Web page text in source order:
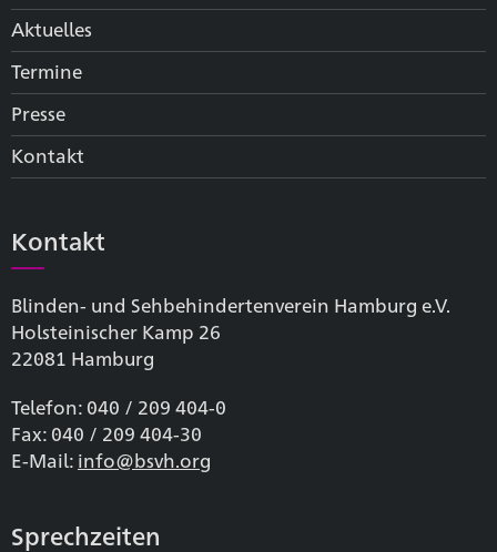
Aktuelles
Termine
Presse
Kontakt
Kontakt
Blinden- und Sehbehinderten­verein Hamburg e.V.
Holsteinischer Kamp 26
22081 Hamburg
Telefon: 040 / 209 404-0
Fax: 040 / 209 404-30
E-Mail: info@bsvh.org
Sprechzeiten